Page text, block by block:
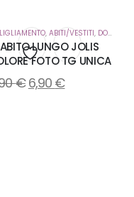
Aggiungi
, ABITI/VESTITI, DONNA
ABITO LUNGO JOLIS
FOTO TG UNICA
€ 6,90 €